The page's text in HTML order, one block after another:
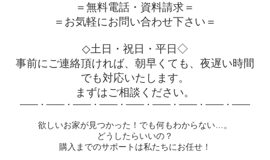
＝無料電話・資料請求＝
＝お気軽にお問い合わせ下さい＝
◇土日・祝日・平日◇
事前にご連絡頂ければ、朝早くても、夜遅い時間
でも対応いたします。
まずはご相談ください。
───・───・───・───・───・───・───・───・───
欲しいお家が見つかった！でも何もわからない…。
どうしたらいいの？
購入までのサポートは私たちにお任せ！